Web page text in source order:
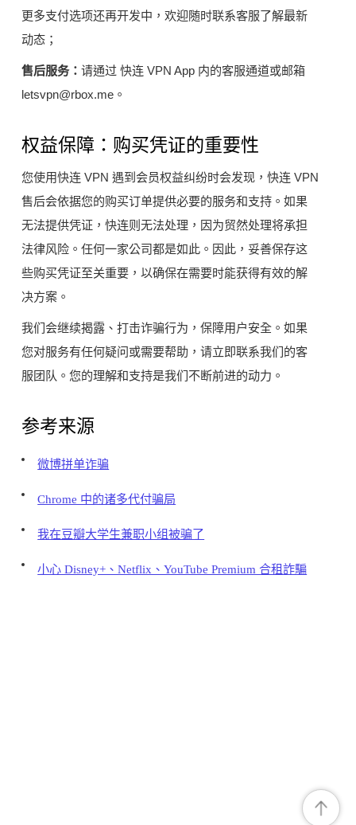
更多支付选项还再开发中，欢迎随时联系客服了解最新
动态；
售后服务：请通过 快连 VPN App 内的客服通道或邮箱
letsvpn@rbox.me。
权益保障：购买凭证的重要性
您使用快连 VPN 遇到会员权益纠纷时会发现，快连 VPN
售后会依据您的购买订单提供必要的服务和支持。如果
无法提供凭证，快连则无法处理，因为贸然处理将承担
法律风险。任何一家公司都是如此。因此，妥善保存这
些购买凭证至关重要，以确保在需要时能获得有效的解
决方案。
我们会继续揭露、打击诈骗行为，保障用户安全。如果
您对服务有任何疑问或需要帮助，请立即联系我们的客
服团队。您的理解和支持是我们不断前进的动力。
参考来源
微博拼单诈骗
Chrome 中的诸多代付骗局
我在豆瓣大学生兼职小组被骗了
小心 Disney+、Netflix、YouTube Premium 合租詐騙